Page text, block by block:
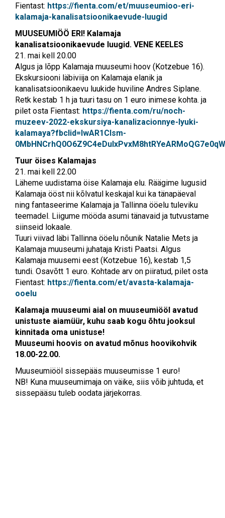
Fientast: https://fienta.com/et/muuseumioo-eri-
kalamaja-kanalisatsioonikaevude-luugid
MUUSEUMIÖÖ ERI! Kalamaja
kanalisatsioonikaevude luugid. VENE KEELES
21. mai kell 20.00
Algus ja lõpp Kalamaja muuseumi hoov (Kotzebue 16).
Ekskursiooni läbiviija on Kalamaja elanik ja
kanalisatsioonikaevu luukide huviline Andres Siplane.
Retk kestab 1 h ja tuuri tasu on 1 euro inimese kohta. ja
pilet osta Fientast: https://fienta.com/ru/noch-
muzeev-2022-ekskursiya-kanalizacionnye-lyuki-
kalamaya?fbclid=IwAR1Clsm-
Tuur öises Kalamajas
21. mai kell 22.00
Läheme uudistama öise Kalamaja elu. Räägime lugusid
Kalamaja ööst nii kõlvatul keskajal kui ka tänapäeval
ning fantaseerime Kalamaja ja Tallinna ööelu tuleviku
teemadel. Liigume mööda asumi tänavaid ja tutvustame
siinseid lokaale.
Tuuri viivad läbi Tallinna ööelu nõunik Natalie Mets ja
Kalamaja muuseumi juhataja Kristi Paatsi. Algus
Kalamaja muusemi eest (Kotzebue 16), kestab 1,5
tundi. Osavõtt 1 euro. Kohtade arv on piiratud, pilet osta
Fientast: https://fienta.com/et/avasta-kalamaja-
ooelu
Kalamaja muuseumi aial on muuseumiööl avatud
unistuste aiamüür, kuhu saab kogu õhtu jooksul
kinnitada oma unistuse!
Muuseumi hoovis on avatud mõnus hoovikohvik
18.00-22.00.
Muuseumiööl sissepääs muuseumisse 1 euro!
NB! Kuna muuseumimaja on väike, siis võib juhtuda, et
sissepääsu tuleb oodata järjekorras.